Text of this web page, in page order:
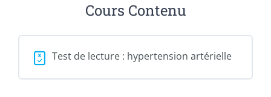
Cours Contenu
Test de lecture : hypertension artérielle